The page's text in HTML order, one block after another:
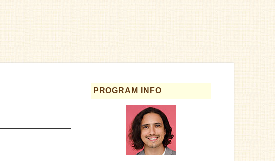
PROGRAM INFO